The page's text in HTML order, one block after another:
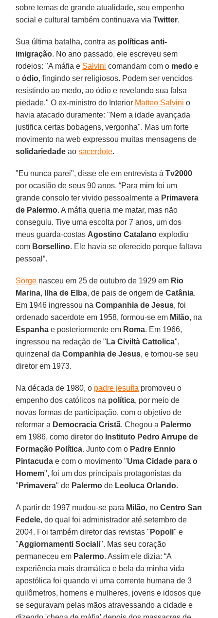
sobre temas de grande atualidade, seu empenho
social e cultural também continuava viaTwitter.
Sua última batalha, contra as políticas anti-
imigração. No ano passado, ele escreveu sem
rodeios: "A máfia e Salvini comandam com o medo e
oódio, fingindo ser religiosos. Podem ser vencidos
resistindo ao medo, ao ódio e revelando sua falsa
piedade." O ex-ministro do Interior Matteo Salvini o
havia atacado duramente: "Nem a idade avançada
justifica certas bobagens, vergonha". Mas um forte
movimento na web expressou muitas mensagens de
solidariedade aosacerdote.
"Eu nunca parei", disse ele em entrevista àTv2000
por ocasião de seus 90 anos. “Para mim foi um
grande consolo ter vivido pessoalmente a Primavera
de Palermo. A máfia queria me matar, mas não
conseguiu. Tive uma escolta por 7 anos, um dos
meus guarda-costas Agostino Catalano explodiu
com Borsellino. Ele havia se oferecido porque faltava
pessoal”.
Sorge nasceu em 25 de outubro de 1929 em Rio
Marina, Ilha de Elba, de pais de origem deCatânia.
Em 1946 ingressou naCompanhia de Jesus, foi
ordenado sacerdote em 1958, formou-se em Milão, na
Espanha e posteriormente em Roma. Em 1966,
ingressou na redação de " La Civiltà Cattolica",
quinzenal daCompanhia de Jesus, e tornou-se seu
diretor em 1973.
Na década de 1980, o padre jesuíta promoveu o
empenho dos católicos na política, por meio de
novas formas de participação, com o objetivo de
reformar a Democracia Cristã. Chegou a Palermo
em 1986, como diretor do Instituto Pedro Arrupe de
Formação Política. Junto com o Padre Ennio
Pintacuda e com o movimento "Uma Cidade para o
Homem", foi um dos principais protagonistas da
" Primavera" de Palermo de Leoluca Orlando.
A partir de 1997 mudou-se para Milão, noCentro San
Fedele, do qual foi administrador até setembro de
2004. Foi também diretor das revistas " Popoli" e
"Aggiornamenti Sociali". Mas seu coração
permaneceu em Palermo. Assim ele dizia: “A
experiência mais dramática e bela da minha vida
apostólica foi quando vi uma corrente humana de 3
quilômetros, homens e mulheres, jovens e idosos que
se seguravam pelas mãos atravessando a cidade e